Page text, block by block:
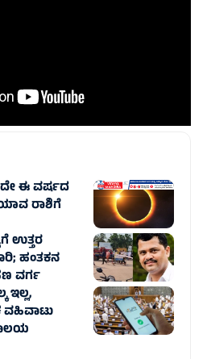
ಈ ವರ್ಷದ
ರಾಶಿಗೆ
ಉತ್ತರ
ಹಂತಕನ
ವರ್ಗ
ಇಲ್ಲ,
ವಹಿವಾಟು